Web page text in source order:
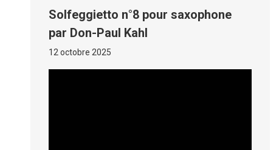
Solfeggietto n°8 pour saxophone
par Don-Paul Kahl
12 octobre 2025